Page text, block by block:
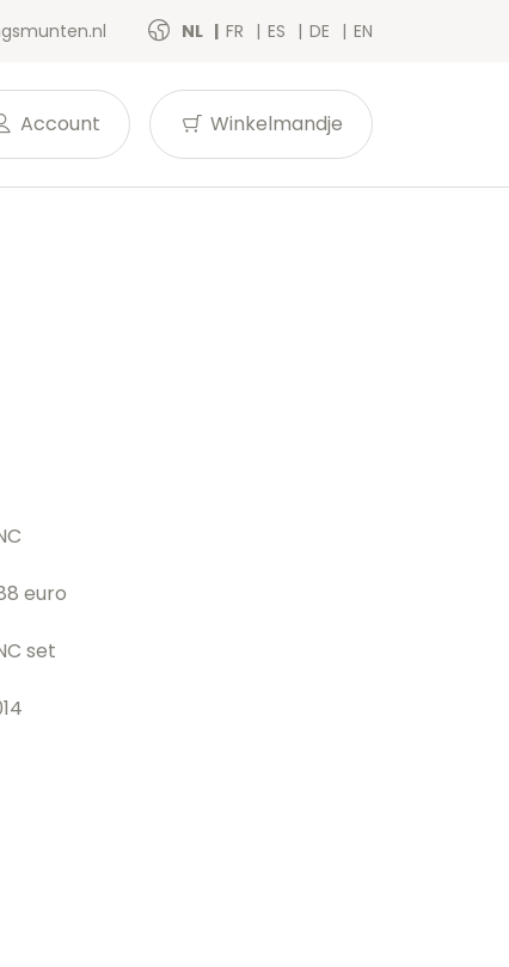
NL FR ES DE EN
Account Winkelmandje
euro
set